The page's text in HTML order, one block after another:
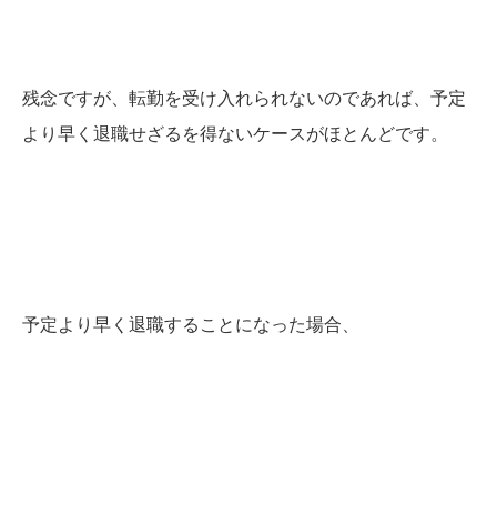
残念ですが、転勤を受け入れられないのであれば、予定
より早く退職せざるを得ないケースがほとんどです。
予定より早く退職することになった場合、